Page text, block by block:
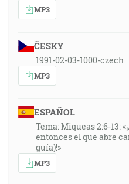
MP3
ČESKY
1991-02-03-1000-czech
MP3
ESPAÑOL
Tema: Miqueas 2:6-13:
entonces el que abre
guía)!»
MP3